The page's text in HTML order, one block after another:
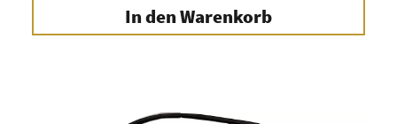
In den Warenkorb